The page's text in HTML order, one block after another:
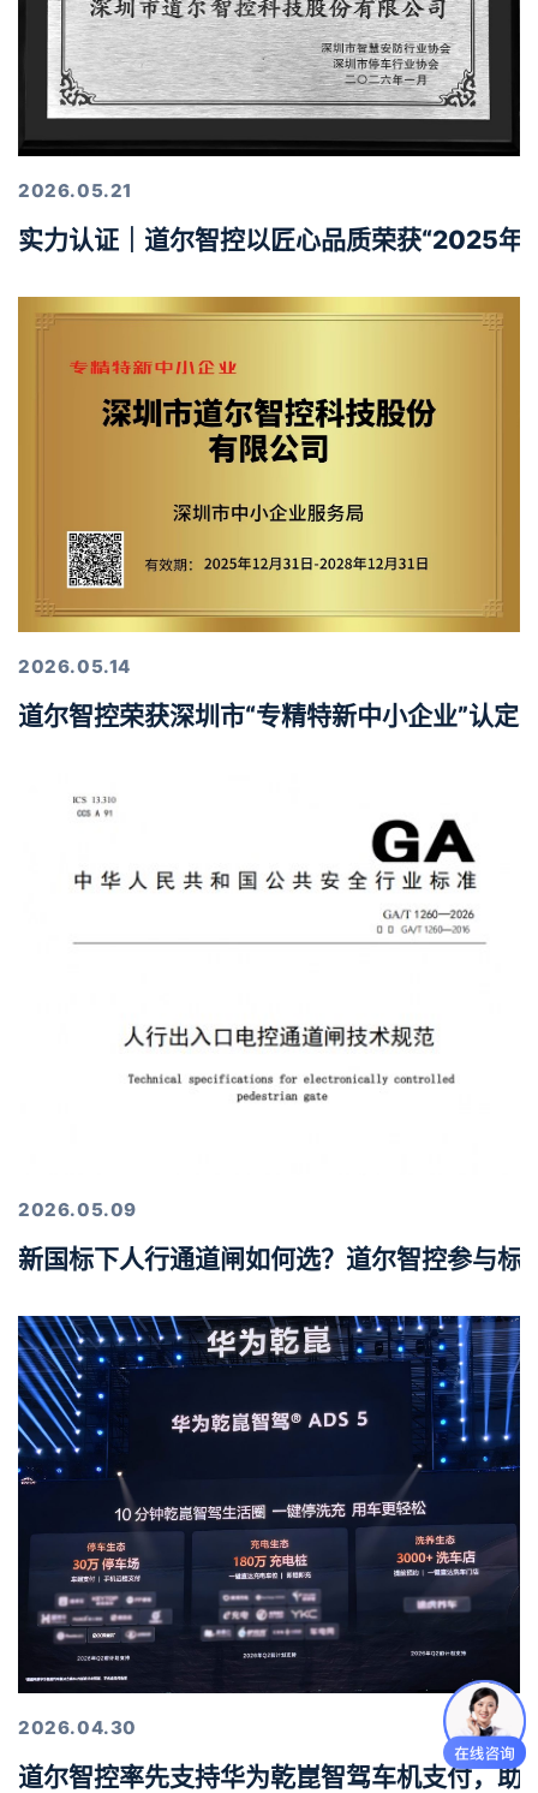
2026.05.21
实力认证｜道尔智控以匠心品质荣获“2025年
2026.05.14
道尔智控荣获深圳市“专精特新中小企业”认定
2026.05.09
新国标下人行通道闸如何选？道尔智控参与标
2026.04.30
道尔智控率先支持华为乾崑智驾车机支付，助